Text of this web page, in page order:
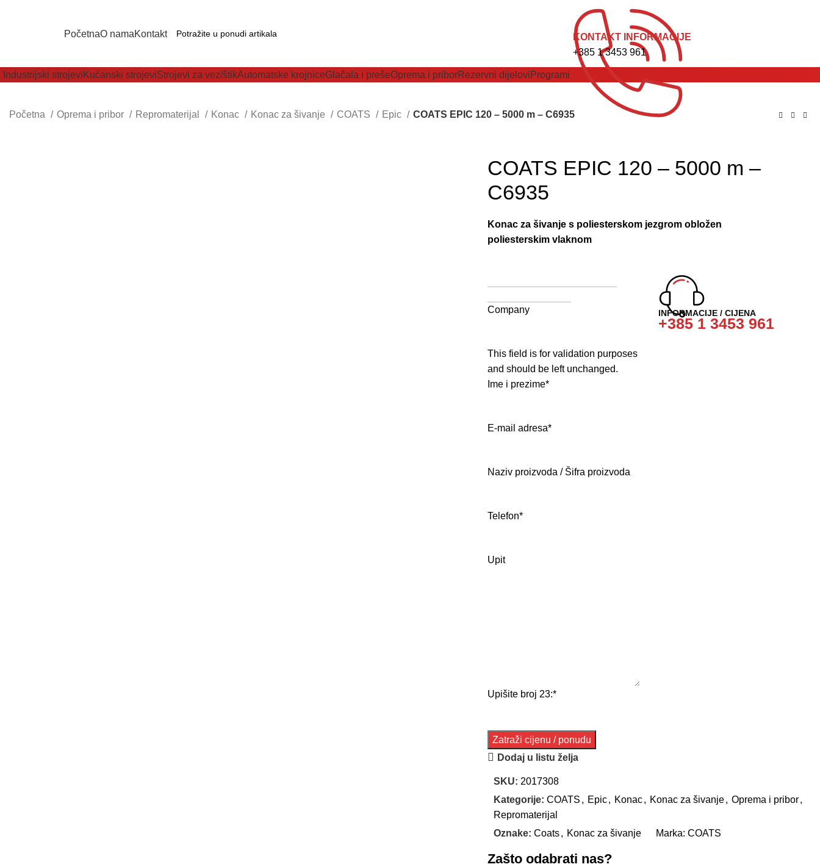
PočetnaO namaKontakt
KONTAKT INFORMACIJE
+385 1 3453 961
Industrijski strojeviKućanski strojeviStrojevi za vez/štikAutomatske krojniceGlačala i prešeOprema i priborRezervni dijeloviProgrami
Početna Oprema i pribor Repromaterijal Konac Konac za šivanje COATS Epic COATS EPIC 120 – 5000 m – C6935
COATS EPIC 120 – 5000 m –
C6935
Konac za šivanje s poliesterskom jezgrom obložen
poliesterskim vlaknom
Company
This field is for validation purposes
and should be left unchanged.
Ime i prezime*
E-mail adresa*
Naziv proizvoda / Šifra proizvoda
Telefon*
Upit
Upišite broj 23:*
INFORMACIJE / CIJENA
+385 1 3453 961
Dodaj u listu želja
SKU: 2017308
Kategorije: COATS , Epic, Konac, Konac za šivanje, Oprema i pribor,
Repromaterijal
Oznake: Coats, Konac za šivanje Marka: COATS
Zašto odabrati nas?